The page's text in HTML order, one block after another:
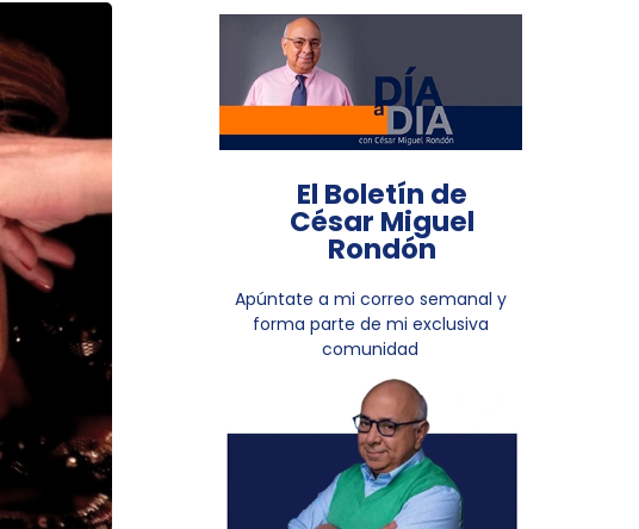
El Boletín de
César Miguel
Rondón
Apúntate a mi correo semanal y
forma parte de mi exclusiva
comunidad